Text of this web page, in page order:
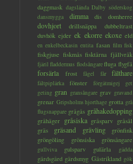
daggmask dagslända Dalby söderskog
dansmygga
dimma dis domherre
dovhjort drillsnäppa
dubbeltrast
duvhök ejder ek ekorre ekoxe eld
en enkelbeckasin entita fasan film fisk
fiskgjuse fiskmås fisktärna fjällvråk
fjäril fladdermus flodsångarefluga flygfä
forsärla frost fågel får fälthare
fältpiplärka fönster förgätmigej
get
geting gran gransångare grav gravand
grenar Gripsholms hjorthage grotta grå
flugsnappare grågås gråhakedopping
gråhäger gråsiska gråsparv gråsäl
gräs
gräsand grävling
grönfink
gröngöling
grönsiska grönsångare
gullviva gulsparv gulärla gädda
gärdsgård gärdsmyg Gästrikland gök